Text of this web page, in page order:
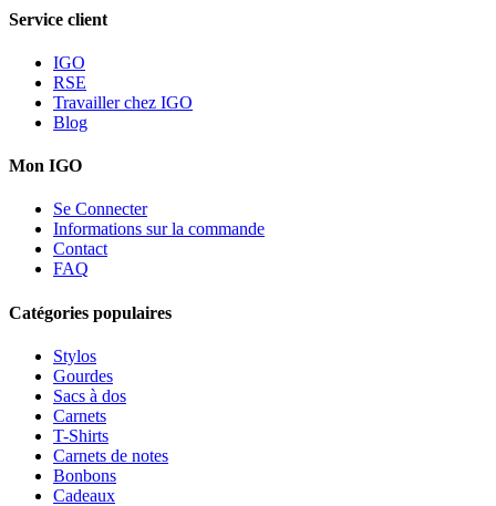
Service client
IGO
RSE
Travailler chez IGO
Blog
Mon IGO
Se Connecter
Informations sur la commande
Contact
FAQ
Catégories populaires
Stylos
Gourdes
Sacs à dos
Carnets
T-Shirts
Carnets de notes
Bonbons
Cadeaux